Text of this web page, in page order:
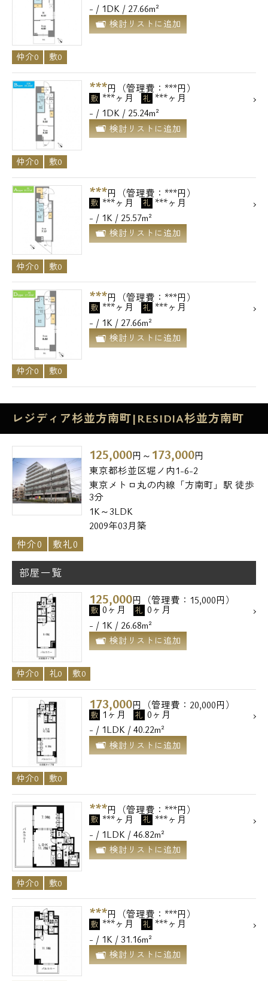
- / 1DK / 27.66m²
検討リストに追加
仲介0 敷0
***円（管理費：***円）
敷 ***ヶ月 礼 ***ヶ月
- / 1DK / 25.24m²
検討リストに追加
仲介0 敷0
***円（管理費：***円）
敷 ***ヶ月 礼 ***ヶ月
- / 1K / 25.57m²
検討リストに追加
仲介0 敷0
***円（管理費：***円）
敷 ***ヶ月 礼 ***ヶ月
- / 1K / 27.66m²
検討リストに追加
仲介0 敷0
レジディア杉並方南町|RESIDIA杉並方南町
125,000円～ 173,000円
東京都杉並区堀ノ内1-6-2
東京メトロ丸の内線「方南町」駅 徒歩
3分
1K～3LDK
2009年03月築
仲介0
敷礼0
部屋一覧
125,000円（管理費：15,000円）
敷 0ヶ月 礼 0ヶ月
- / 1K / 26.68m²
検討リストに追加
仲介0 礼0 敷0
173,000円（管理費：20,000円）
敷 1ヶ月 礼 0ヶ月
- / 1LDK / 40.22m²
検討リストに追加
仲介0 敷0
***円（管理費：***円）
敷 ***ヶ月 礼 ***ヶ月
- / 1LDK / 46.82m²
検討リストに追加
仲介0 敷0
***円（管理費：***円）
敷 ***ヶ月 礼 ***ヶ月
- / 1K / 31.16m²
検討リストに追加